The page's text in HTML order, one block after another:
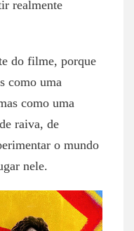
realmente
do filme, porque
como uma
como uma
raiva, de
o mundo
nele.